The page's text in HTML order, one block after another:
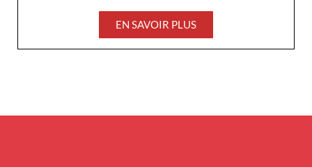
EN SAVOIR PLUS